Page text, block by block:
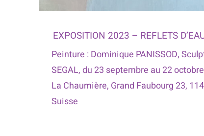
EXPOSITION 2023 – REFLETS
Peinture : Dominique PANISSOD,
SEGAL, du 23 septembre au 22
La Chaumière, Grand Faubourg 23,
Suisse